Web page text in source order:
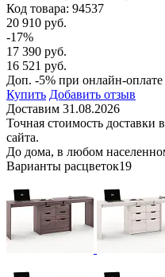
Код товара: 94537
20 910 руб.
-17%
17 390 руб.
16 521 руб.
Доп. -5% при онлайн-
Купить Добавить отзыв
Доставим 31.08.2026
Точная стоимость доставки
сайта.
До дома, в любом
Варианты расцветок19